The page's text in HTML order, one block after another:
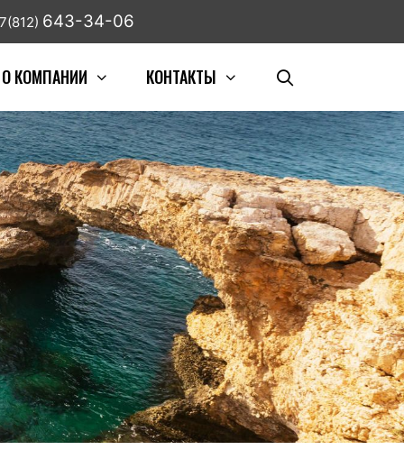
643-34-06
О КОМПАНИИ КОНТАКТЫ